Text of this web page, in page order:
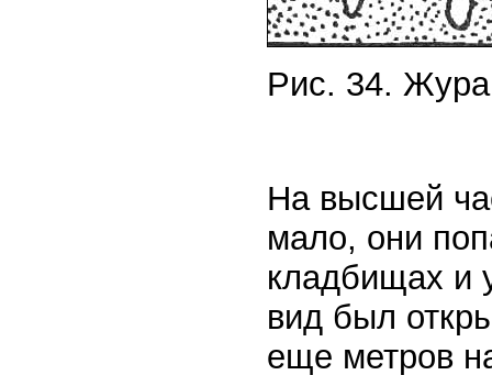
Рис. 34.
На высшей
мало, они
кладбищах и
вид был
еще метров